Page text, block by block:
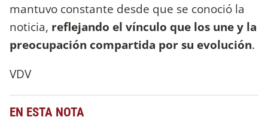
mantuvo constante desde que se conoció la
noticia, reflejando el vínculo que los une y la
preocupación compartida por su evolución.
VDV
EN ESTA NOTA